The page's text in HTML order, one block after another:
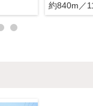
約840m／